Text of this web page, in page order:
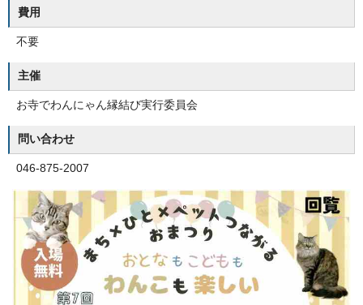
費用
不要
主催
お寺でわんにゃん縁結び実行委員会
問い合わせ
046-875-2007